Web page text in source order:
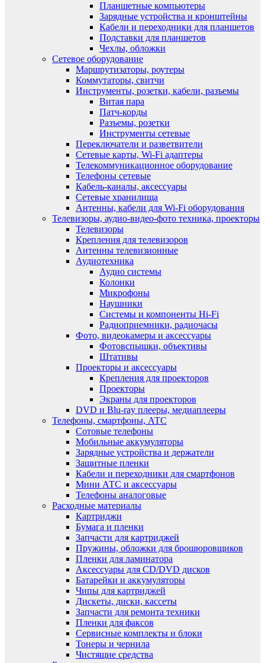
Планшетные компьютеры
Зарядные устройства и кронштейны
Кабели и переходники для планшетов
Подставки для планшетов
Чехлы, обложки
Сетевое оборудование
Маршрутизаторы, роутеры
Коммутаторы, свитчи
Инструменты, розетки, кабели, разъемы
Витая пара
Патч-корды
Разъемы, розетки
Инструменты сетевые
Переключатели и разветвители
Сетевые карты, Wi-Fi адаптеры
Телекоммуникационное оборудование
Телефоны сетевые
Кабель-каналы, аксессуары
Сетевые хранилища
Антенны, кабели для Wi-Fi оборудования
Телевизоры, аудио-видео-фото техника, проекторы
Телевизоры
Крепления для телевизоров
Антенны телевизионные
Аудиотехника
Аудио системы
Колонки
Микрофоны
Наушники
Системы и компоненты Hi-Fi
Радиоприемники, радиочасы
Фото, видеокамеры и аксессуары
Фотовспышки, объективы
Штативы
Проекторы и аксессуары
Крепления для проекторов
Проекторы
Экраны для проекторов
DVD и Blu-ray плееры, медиаплееры
Телефоны, смартфоны, АТС
Сотовые телефоны
Мобильные аккумуляторы
Зарядные устройства и держатели
Защитные пленки
Кабели и переходники для смартфонов
Мини АТС и аксессуары
Телефоны аналоговые
Расходные материалы
Картриджи
Бумага и пленки
Запчасти для картриджей
Пружины, обложки для брошюровщиков
Пленки для ламинатора
Аксессуары для CD/DVD дисков
Батарейки и аккумуляторы
Чипы для картриджей
Дискеты, диски, кассеты
Запчасти для ремонта техники
Пленки для факсов
Сервисные комплекты и блоки
Тонеры и чернила
Чистящие средства